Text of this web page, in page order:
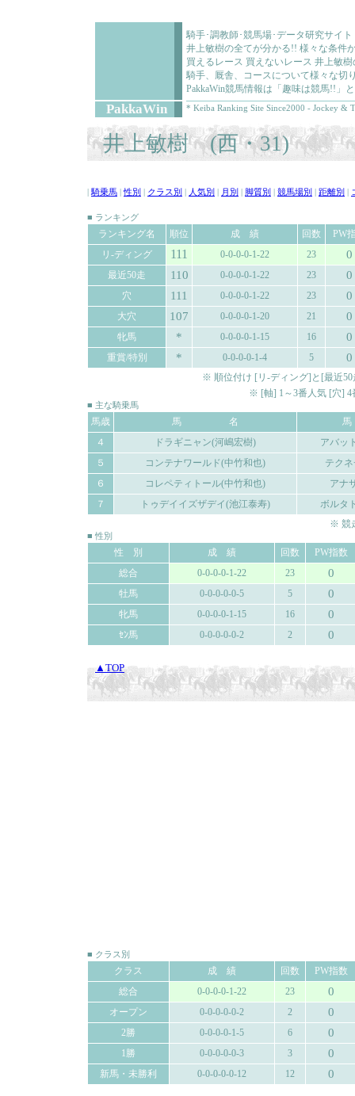
騎手･調教師･競馬場･データ研究サイ
井上敏樹の全てが分かる!! 様々な条件
買えるレース 買えないレース 井上敏
騎手、厩舎、コースについて様々な切
PakkaWin競馬情報は「趣味は競馬!!」
PakkaWin * Keiba Ranking Site Since2000 - Jockey &
井上敏樹 (西・31)
騎乗馬 |性別 クラス別 人気別 月別 脚質別 競馬場別 距離別
■ ランキング
ランキング名 順位 成 績 回数
PW
リ-ディング
111 0-0-0-0-1-22 23 0
最近50走 110 0-0-0-0-1-22 23 0
穴 111 0-0-0-0-1-22 23 0
大穴 107 0-0-0-0-1-20 21 0
牝馬 * 0-0-0-0-1-15 16 0
重賞/特別 * 0-0-0-0-1-4 5 0
※ 順位付け [リ-ディング]と[最近
※ [軸] 1～3番人気 [穴] 4
■ 主な騎乗馬
馬歳 馬 名
４
ドラギニャン(河嶋宏樹)
アバッ
５
コンテナワールド(中竹和也)
テク
６
コレペティトール(中竹和也)
アナ
７
トゥデイイズザデイ(池江泰寿)
ボルタ
※ 競
■ 性別
性 別 成 績 回数
PW指数
総合
0-0-0-0-1-22 23 0
牡馬 0-0-0-0-0-5 5 0
牝馬 0-0-0-0-1-15 16 0
ｾﾝ馬 0-0-0-0-0-2 2 0
▲TOP
■ クラス別
クラス 成 績 回数
PW指数
総合
0-0-0-0-1-22 23 0
オープン 0-0-0-0-0-2 2 0
2勝 0-0-0-0-1-5 6 0
1勝 0-0-0-0-0-3 3 0
新馬・未勝利 0-0-0-0-0-12 12 0